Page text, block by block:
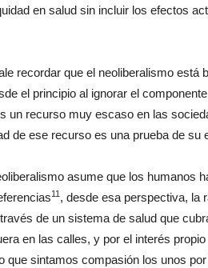
en salud sin incluir los efectos
recordar que el neoliberalismo está
el principio al ignorar el
un recurso muy escaso en las
de ese recurso es una prueba de su
asume que los humanos
11 , desde esa perspectiva, la
de un sistema de salud que
en las calles, y por el interés
que sintamos compasión los unos